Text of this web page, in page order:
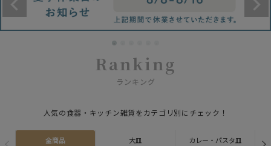
Ranking
ランキング
人気の食器・キッチン雑貨をカテゴリ別にチェック！
全商品 大皿 カレー・パスタ皿